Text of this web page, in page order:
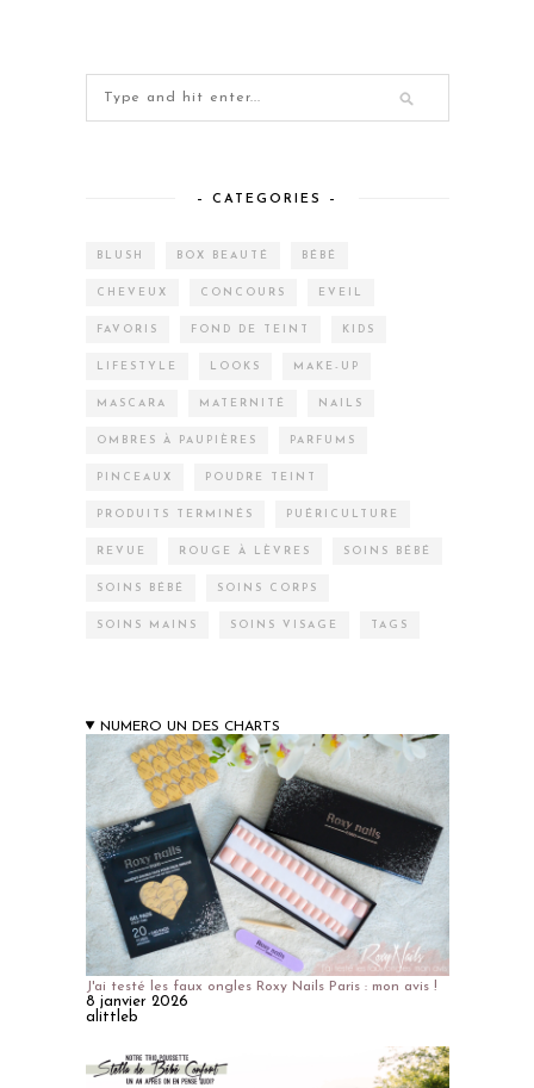
– CATEGORIES –
BLUSH BOX BEAUTÉ BÉBÉ
CHEVEUX CONCOURS EVEIL
FAVORIS FOND DE TEINT KIDS
LIFESTYLE LOOKS MAKE-UP
MASCARA MATERNITÉ NAILS
OMBRES À PAUPIÈRES PARFUMS
PINCEAUX POUDRE TEINT
PRODUITS TERMINÉS PUÉRICULTURE
REVUE ROUGE À LÈVRES SOINS BÉBÉ
SOINS BÉBÉ SOINS CORPS
SOINS MAINS SOINS VISAGE TAGS
NUMERO UN DES CHARTS
J'ai testé les faux ongles Roxy Nails Paris : mon avis !
8 janvier 2026
alittleb